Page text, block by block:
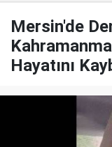
Mersin'de
Hayatını